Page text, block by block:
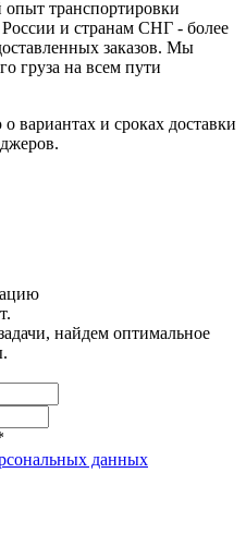
транспортировки
и странам СНГ - более
заказов. Мы
груза на всем пути
и сроках доставки
найдем оптимальное
данных